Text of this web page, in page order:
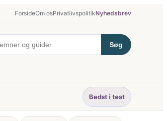
ForsideOm osPrivatlivspolitikNyhedsbrev
Søg
Bedst i test